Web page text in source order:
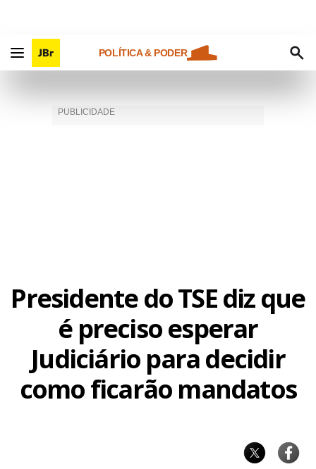
POLÍTICA & PODER
Presidente do TSE diz que
é preciso esperar
Judiciário para decidir
como ficarão mandatos